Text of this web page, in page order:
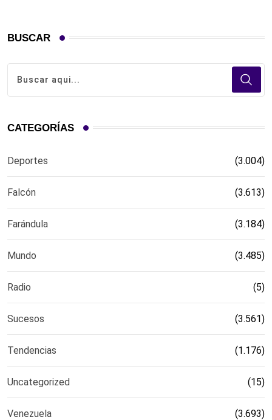
BUSCAR
CATEGORÍAS
Deportes (3.004)
Falcón (3.613)
Farándula (3.184)
Mundo (3.485)
Radio (5)
Sucesos (3.561)
Tendencias (1.176)
Uncategorized (15)
Venezuela (3.693)